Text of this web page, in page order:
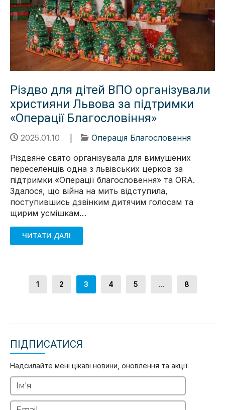
Різдво для дітей ВПО організували
християни Львова за підтримки
«Операції Благословіння»
2025.01.10
Операція Благословення
Різдвяне свято організувала для вимушених
переселенців одна з львівських церков за
підтримки «Операції благословення» та ORA.
Здалося, що війна на мить відступила,
поступившись дзвінким дитячим голосам та
щирим усмішкам…
ЧИТАТИ ДАЛІ
1 2 3 4 5 ... 8
ПІДПИСАТИСЯ
Надсилайте мені цікаві новини, оновлення та акції.
Ім'я